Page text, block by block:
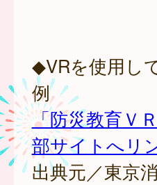
◆VRを使用し
例
「防災教育Ｖ
部サイトへリ
出典元／東京